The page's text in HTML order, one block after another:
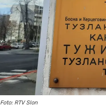
Foto: RTV Slon